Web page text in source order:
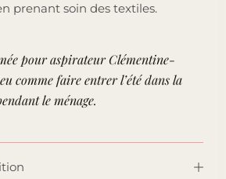
prenant soin des textiles.
pour aspirateur Clémentine-
comme faire entrer l’été dans la
le ménage.